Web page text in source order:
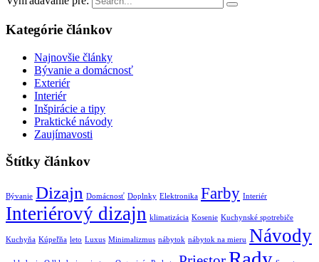
Kategórie článkov
Najnovšie články
Bývanie a domácnosť
Exteriér
Interiér
Inšpirácie a tipy
Praktické návody
Zaujímavosti
Štítky článkov
Bývanie Dizajn Domácnosť Doplnky Elektronika Farby Interiér
Interiérový dizajn klimatizácia Kosenie Kuchynské spotrebiče
Kuchyňa Kúpeľňa leto Luxus Minimalizmus nábytok nábytok na mieru Návody